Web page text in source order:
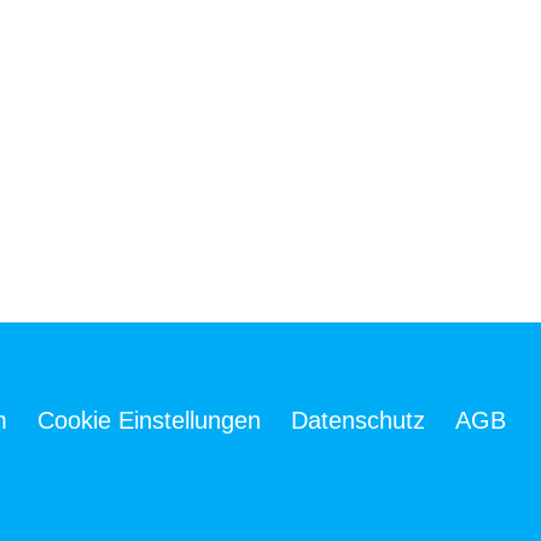
Cookie Einstellungen Datenschutz AGB